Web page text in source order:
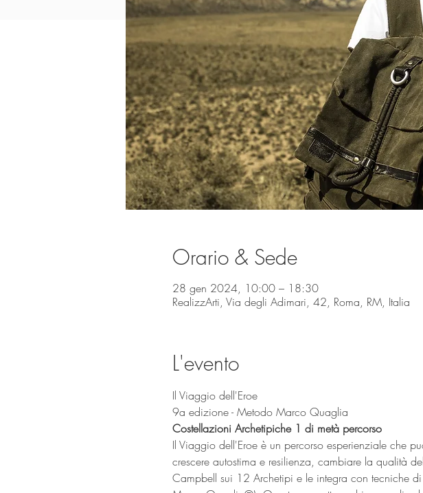
Orario & Sede
28 gen 2024, 10:00 – 18:30
RealizzArti, Via degli Adimari, 42, Roma, RM, Italia
L'evento
Il Viaggio dell'Eroe
9a edizione - Metodo Marco Quaglia
Costellazioni Archetipiche 1 di metà percorso
Il Viaggio dell'Eroe è un percorso esperienziale che
crescere autostima e resilienza, cambiare la qualità
Campbell sui 12 Archetipi e le integra con tecniche